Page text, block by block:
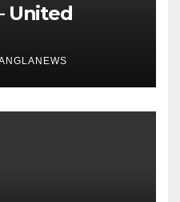
– United